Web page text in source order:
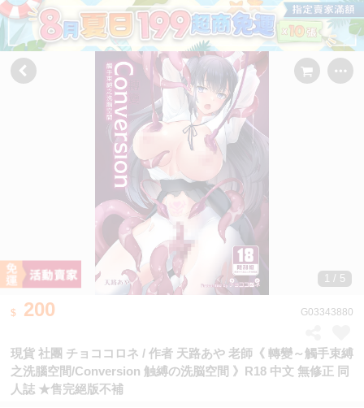
1 / 5
200 G03343880
現貨 社團 チョココロネ / 作者 天路あや 老師《 轉變～觸手束縛
之洗腦空間/Conversion 触縛の洗脳空間 》R18 中文 無修正 同
人誌 ★售完絕版不補